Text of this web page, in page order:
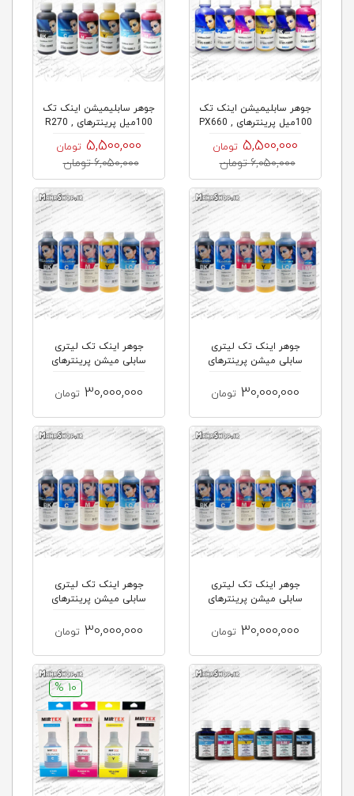
جوهر سابلیمیشن اینک تک
100میل پرینترهای PX660 ,
PX...
5,500,000 تومان
6,050,000 تومان
جوهر سابلیمیشن اینک تک
100میل پرینترهای R270 ,
P50...
5,500,000 تومان
6,050,000 تومان
جوهر اینک تک لیتری
سابلی میشن پرینترهای
30,000,000 تومان
جوهر اینک تک لیتری
سابلی میشن پرینترهای
30,000,000 تومان
جوهر اینک تک لیتری
سابلی میشن پرینترهای
30,000,000 تومان
جوهر اینک تک لیتری
سابلی میشن پرینترهای
30,000,000 تومان
10 %